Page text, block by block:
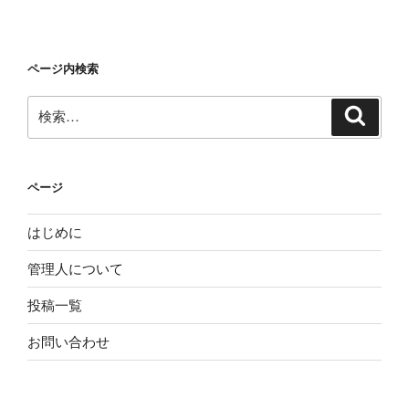
ページ内検索
検
索:
ページ
はじめに
管理人について
投稿一覧
お問い合わせ